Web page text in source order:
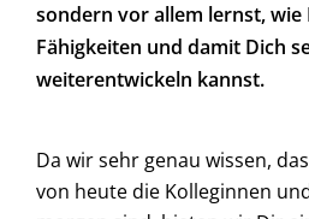
sondern vor allem lernst, wie
Fähigkeiten und damit Dich
weiterentwickeln kannst.
Da wir sehr genau wissen,
von heute die Kolleginnen